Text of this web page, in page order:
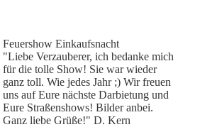
Feuershow Einkaufsnacht
"Liebe Verzauberer, ich bedanke mich
für die tolle Show! Sie war wieder
ganz toll. Wie jedes Jahr ;) Wir freuen
uns auf Eure nächste Darbietung und
Eure Straßenshows! Bilder anbei.
Ganz liebe Grüße!" D. Kern